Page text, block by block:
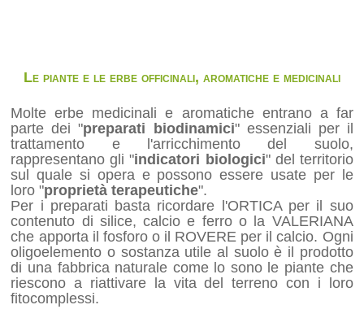
Le piante e le erbe officinali, aromatiche e medicinali
Molte erbe medicinali e aromatiche entrano a far
parte dei "preparati biodinamici" essenziali per il
trattamento e l'arricchimento del suolo,
rappresentano gli "indicatori biologici" del territorio
sul quale si opera e possono essere usate per le
loro "proprietà terapeutiche".
Per i preparati basta ricordare l'ORTICA per il suo
contenuto di silice, calcio e ferro o la VALERIANA
che apporta il fosforo o il ROVERE per il calcio. Ogni
oligoelemento o sostanza utile al suolo è il prodotto
di una fabbrica naturale come lo sono le piante che
riescono a riattivare la vita del terreno con i loro
fitocomplessi.